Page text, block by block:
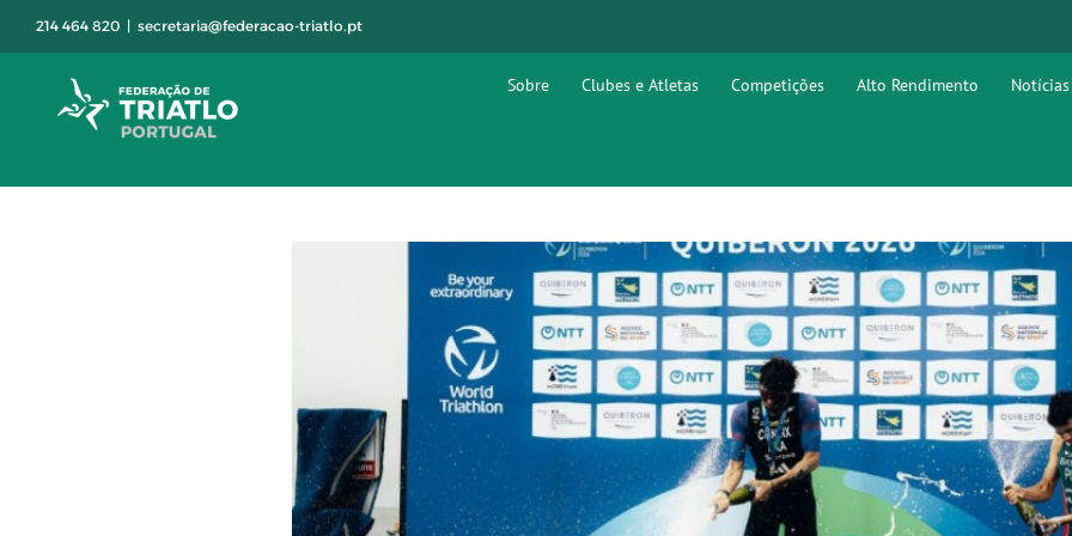
214 464 820 | secretaria@federacao-triatlo.pt
Sobre Clubes e Atletas Competições Alto Rendimento